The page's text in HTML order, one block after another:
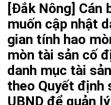
[Đắk Nông] Cán
muốn cập nhật
gian tính hao
mòn tài sản cố
danh mục tài
theo Quyết
UBND để quản